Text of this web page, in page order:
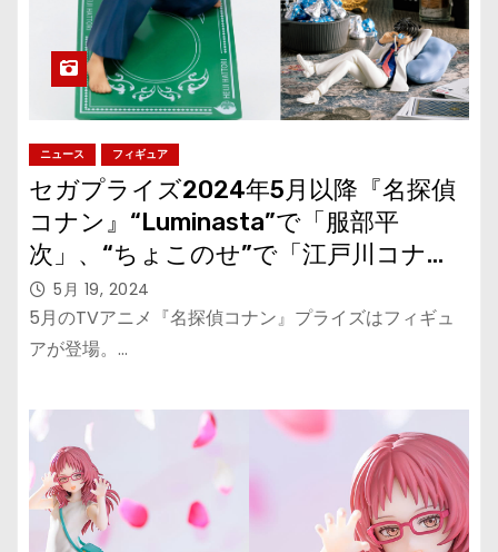
ニュース フィギュア
セガプライズ2024年5月以降『名探偵
コナン』“Luminasta”で「服部平
次」、“ちょこのせ”で「江戸川コナ
ン」と「怪盗キッド」
5月 19, 2024
5月のTVアニメ『名探偵コナン』プライズはフィギュ
アが登場。…